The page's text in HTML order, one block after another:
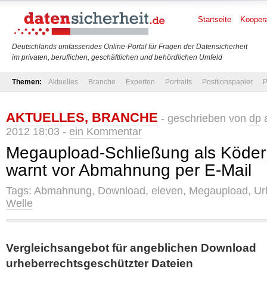
Deutschlands umfassendes Online-Portal für Fragen der Datensicherheit
im privaten, beruflichen, geschäftlichen und behördlichen Umfeld
Startseite
Themen: Aktuelles Branche Experten Portraits Positionspapier
AKTUELLES, BRANCHE - geschrieben von dp
2012 18:03 - ein Kommentar
Megaupload-Schließung als
warnt vor Abmahnung per E-Mail
Tags: Abmahnung, Download, eleven, Megaupload,
Welle
Vergleichsangebot für angeblichen Download
urheberrechtsgeschützter Dateien